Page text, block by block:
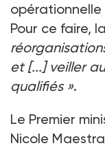
Pour ce faire,
et [...] veiller
qualifiés ».
Le Premier
Nicole